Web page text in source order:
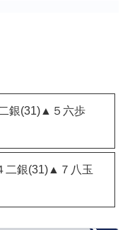
銀(31)▲５六歩
二銀(31)▲７八玉